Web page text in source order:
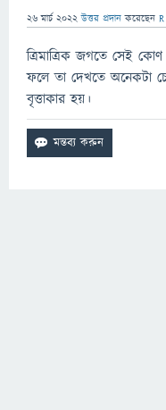
26 মার্চ 2022 উত্তর প্রদান করেছেন
ত্রিমাত্রিক জগতে সেই
ফলে তা দেখতে অনেকটা
বৃত্তাকার হয়।